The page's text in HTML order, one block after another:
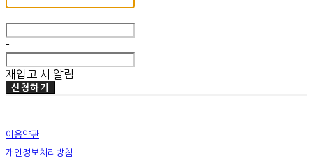
-
-
재입고 시 알림
신청하기
이용약관
개인정보처리방침